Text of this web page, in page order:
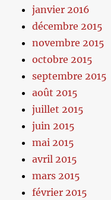
janvier 2016
décembre 2015
novembre 2015
octobre 2015
septembre 2015
août 2015
juillet 2015
juin 2015
mai 2015
avril 2015
mars 2015
février 2015